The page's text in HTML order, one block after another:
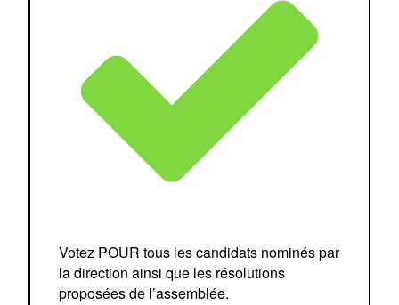
Votez POUR tous les candidats nominés par
la direction ainsi que les résolutions
proposées de l’assemblée.